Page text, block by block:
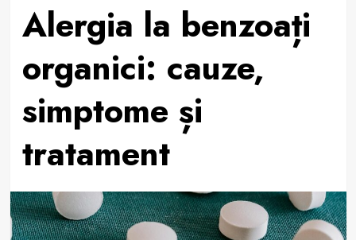
Alergia la benzoați
organici: cauze,
simptome și
tratament